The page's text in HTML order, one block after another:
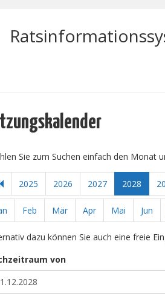
Sie zum Suchen einfach den Monat
2025 2026 2027 2028
Feb Mär Apr Mai Jun
dazu können Sie auch eine freie
von